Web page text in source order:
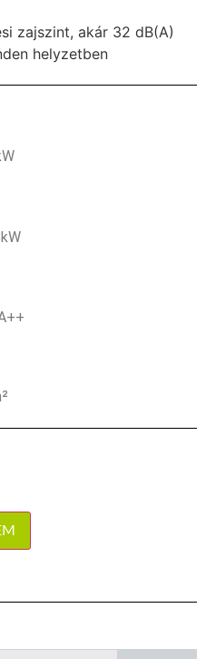
zajszint, akár 32 dB(A)
helyzetben